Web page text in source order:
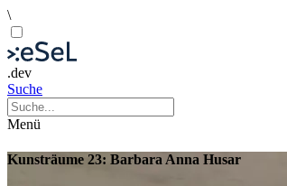
\
.dev
Suche
Menü
Kunsträume 23: Barbara Anna Husar